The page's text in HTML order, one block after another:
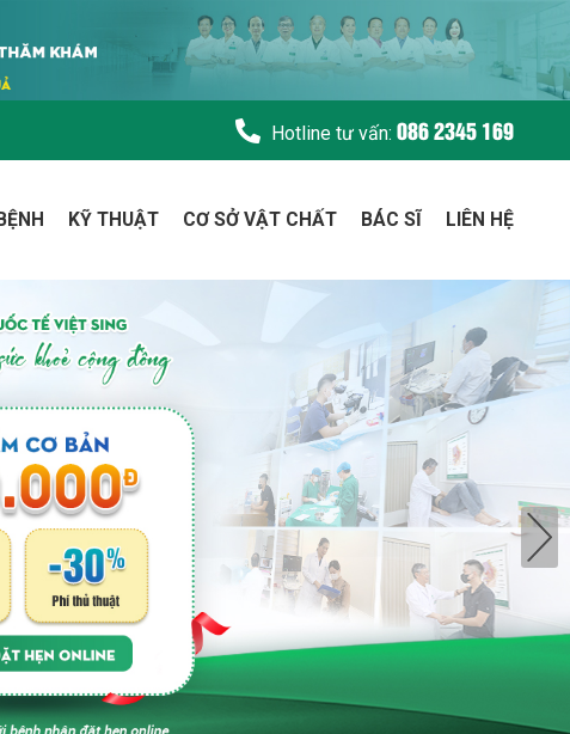
Hotline tư vấn: 086 2345 169
KỸ THUẬT CƠ SỞ VẬT CHẤT BÁC SĨ LIÊN HỆ